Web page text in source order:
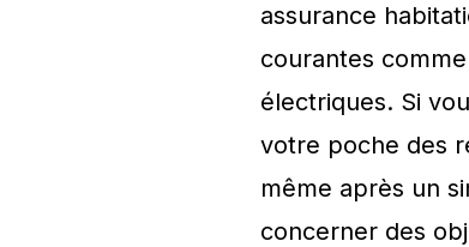
assurance
courantes
électriques. Si
votre poche des
même après un
concerner des